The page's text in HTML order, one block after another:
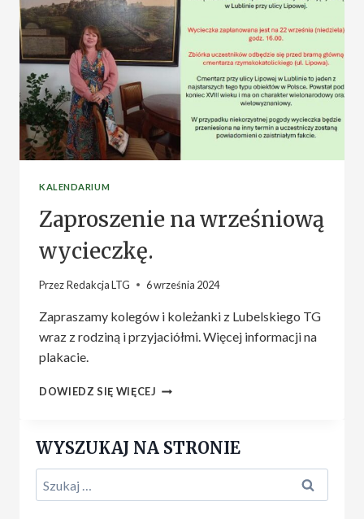
CMENTARNYM
PRZY
ULICY
LIPOWEJ
LUBLINIE.
KALENDARIUM
Zaproszenie na wrześniową
wycieczkę.
PrzezRedakcja LTG 6 września 2024
Zapraszamy kolegów i koleżanki z Lubelskiego TG
wraz z rodziną i przyjaciółmi. Więcej informacji na
plakacie.
DOWIEDZ SIĘ WIĘCEJ ZAPROSZENIE
WYSZUKAJ NA STRONIE
Szukaj: